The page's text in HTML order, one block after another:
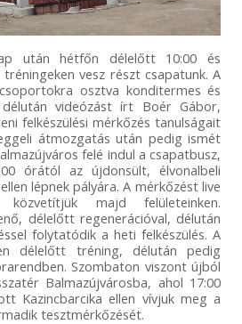
után hétfőn délelőtt 10:00 és
vesz részt csapatunk. A
osztva konditermes és
videózást írt Boér Gábor,
felkészülési mérkőzés tanulságait
átmozgatás után pedig ismét
felé indul a csapatbusz,
órától az újdonsült, élvonalbeli
lépnek pályára. A mérkőzést live
majd felületeinken.
délelőtt regenerációval, délután
folytatódik a heti felkészülés. A
délelőtt tréning, délután pedig
Szombaton viszont újból
Balmazújvárosba, ahol 17:00
Kazincbarcika ellen vívjuk meg a
tesztmérkőzését.